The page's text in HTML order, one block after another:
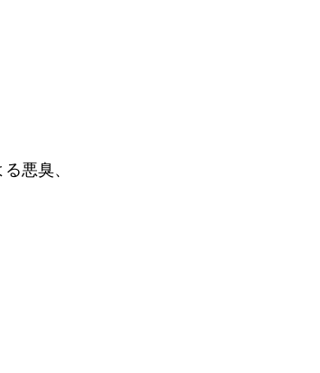
悪臭、